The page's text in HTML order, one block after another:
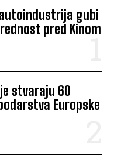
gubi
pred Kinom
stvaraju 60
Europske